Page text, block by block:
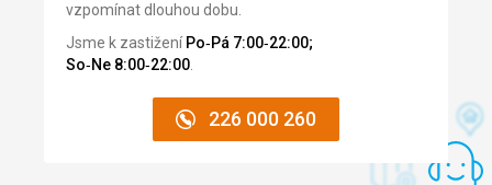
vzpomínat dlouhou dobu.
Jsme k zastižení Po‑Pá 7:00‑22:00;
So‑Ne 8:00‑22:00
226 000 260